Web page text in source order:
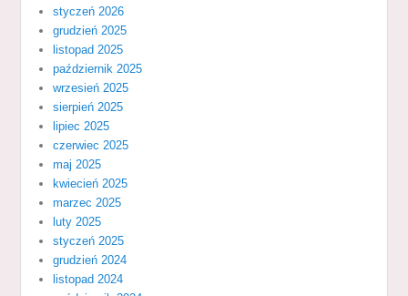
styczeń 2026
grudzień 2025
listopad 2025
październik 2025
wrzesień 2025
sierpień 2025
lipiec 2025
czerwiec 2025
maj 2025
kwiecień 2025
marzec 2025
luty 2025
styczeń 2025
grudzień 2024
listopad 2024